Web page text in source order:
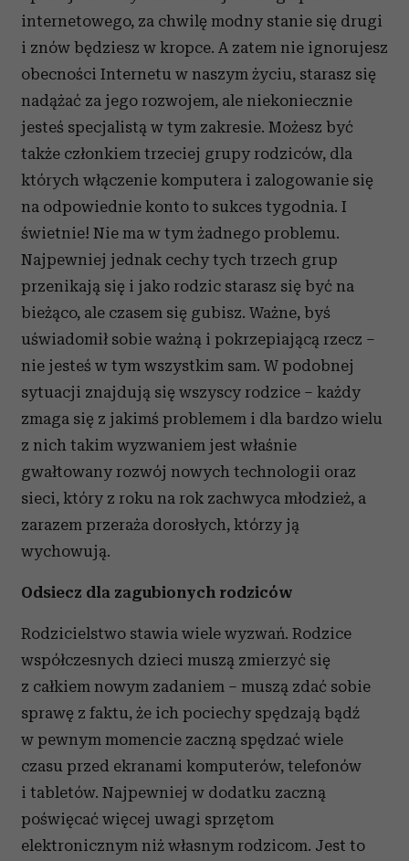
internetowego, za chwilę modny stanie się drugi
i znów będziesz w kropce. A zatem nie ignorujesz
obecności Internetu w naszym życiu, starasz się
nadążać za jego rozwojem, ale niekoniecznie
jesteś specjalistą w tym zakresie. Możesz być
także członkiem trzeciej grupy rodziców, dla
których włączenie komputera i zalogowanie się
na odpowiednie konto to sukces tygodnia. I
świetnie! Nie ma w tym żadnego problemu.
Najpewniej jednak cechy tych trzech grup
przenikają się i jako rodzic starasz się być na
bieżąco, ale czasem się gubisz. Ważne, byś
uświadomił sobie ważną i pokrzepiającą rzecz –
nie jesteś w tym wszystkim sam. W podobnej
sytuacji znajdują się wszyscy rodzice – każdy
zmaga się z jakimś problemem i dla bardzo wielu
z nich takim wyzwaniem jest właśnie
gwałtowany rozwój nowych technologii oraz
sieci, który z roku na rok zachwyca młodzież, a
zarazem przeraża dorosłych, którzy ją
wychowują.
Odsiecz dla zagubionych rodziców
Rodzicielstwo stawia wiele wyzwań. Rodzice
współczesnych dzieci muszą zmierzyć się
z całkiem nowym zadaniem – muszą zdać sobie
sprawę z faktu, że ich pociechy spędzają bądź
w pewnym momencie zaczną spędzać wiele
czasu przed ekranami komputerów, telefonów
i tabletów. Najpewniej w dodatku zaczną
poświęcać więcej uwagi sprzętom
elektronicznym niż własnym rodzicom. Jest to